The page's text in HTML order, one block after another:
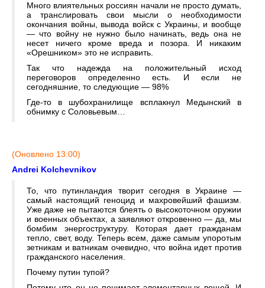
Много влиятельных россиян начали не просто думать,
а транслировать свои мысли о необходимости
окончания войны, вывода войск с Украины, и вообще
— что войну не нужно было начинать, ведь она не
несет ничего кроме вреда и позора. И никаким
«Орешником» это не исправить.
Так что надежда на положительный исход
переговоров определенно есть. И если не
сегодняшние, то следующие — 98%
Где-то в шубохранилище всплакнул Медынский в
обнимку с Соловьевым…
(Оновлено 13:00)
Andrei Kolchevnikov
То, что путинландия творит сегодня в Украине —
самый настоящий геноцид и махровейший фашизм.
Уже даже не пытаются блеять о высокоточном оружии
и военных объектах, а заявляют откровенно — да, мы
бомбим энергоструктуру. Которая дает гражданам
тепло, свет, воду. Теперь всем, даже самым упоротым
зетникам и ватникам очевидно, что война идет против
гражданского населения.
Почему путин тупой?